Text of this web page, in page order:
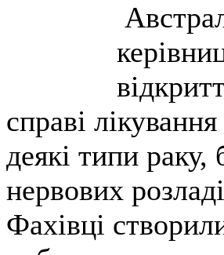
справі
деякі типи раку,
нервових
Фахівці